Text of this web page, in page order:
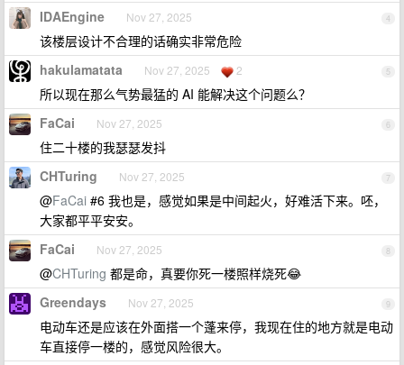
4
IDAEngine Nov 27, 2025
该楼层设计不合理的话确实非常危险
5
hakulamatata Nov 27, 2025 2
所以现在那么气势最猛的 AI 能解决这个问题么？
6
FaCai Nov 27, 2025
住二十楼的我瑟瑟发抖
7
CHTuring Nov 27, 2025
@FaCai #6 我也是，感觉如果是中间起火，好难活下来。呸，
大家都平平安安。
8
FaCai Nov 27, 2025
@CHTuring 都是命，真要你死一楼照样烧死😂
9
Greendays Nov 27, 2025
电动车还是应该在外面搭一个蓬来停，我现在住的地方就是电动
车直接停一楼的，感觉风险很大。